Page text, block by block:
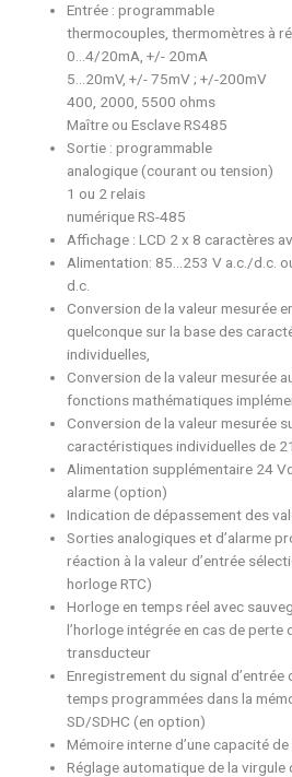
Entrée : programmable
thermocouples, thermomètres à
0…4/20mA, +/- 20mA
5…20mV, +/- 75mV ; +/-200mV
400, 2000, 5500 ohms
Maître ou Esclave RS485
Sortie : programmable
analogique (courant ou tension)
1 ou 2 relais
numérique RS-485
Affichage : LCD 2 x 8 caractères
Alimentation: 85…253 V a.c./d.c.
d.c.
Conversion de la valeur mesurée
quelconque sur la base des
individuelles,
Conversion de la valeur mesurée
fonctions mathématiques
Conversion de la valeur mesurée
caractéristiques individuelles de
Alimentation supplémentaire 24
alarme (option)
Indication de dépassement des
Sorties analogiques et d’alarme
réaction à la valeur d’entrée
horloge RTC)
Horloge en temps réel avec
l’horloge intégrée en cas de perte
transducteur
Enregistrement du signal
temps programmées dans la
SD/SDHC (en option)
Mémoire interne d’une capacité
Réglage automatique de la virgule